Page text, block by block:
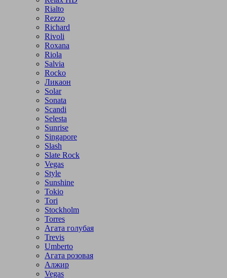
Rialto
Rezzo
Richard
Rivoli
Roxana
Riola
Salvia
Rocko
Ликаон
Solar
Sonata
Scandi
Selesta
Sunrise
Singapore
Slash
Slate Rock
Vegas
Style
Sunshine
Tokio
Tori
Stockholm
Torres
Агата голубая
Trevis
Umberto
Агата розовая
Алжир
Vegas